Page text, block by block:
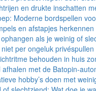
en drukte inschatten
Moderne bordspellen
en afstapjes
als je weinig of
per ongeluk
behouden in huis
afhalen met de Batopin-
hobby’s doen met